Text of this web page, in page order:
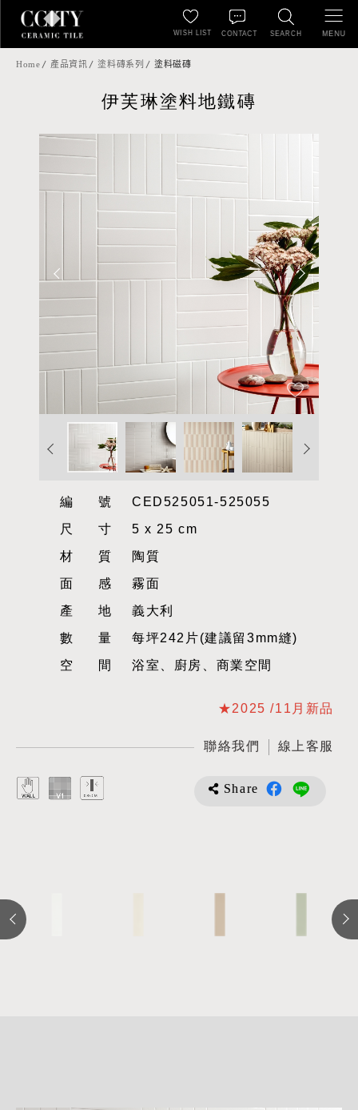
SEARCH
WISH LIST CONTACT MENU
Home 產品資訊 塗料磚系列 塗料磁磚
伊芙琳塗料地鐵磚
編號CED525051-525055
尺寸5 x 25 cm
材質陶質
面感霧面
產地義大利
數量每坪242片(建議留3mm縫)
空間浴室、廚房、商業空間
★2025 /11月新品
聯絡我們 線上客服
Share